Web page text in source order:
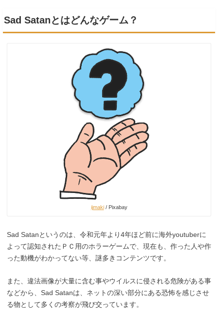
Sad Satanとはどんなゲーム？
ijmaki/ Pixabay
Sad Satanというのは、令和元年より4年ほど前に海外youtuberに
よって認知されたＰＣ用のホラーゲームで、現在も、作った人や作
った動機がわかってない等、謎多きコンテンツです。
また、違法画像が大量に含む事やウイルスに侵される危険がある事
などから、Sad Satanは、ネットの深い部分にある恐怖を感じさせ
る物として多くの考察が飛び交っています。